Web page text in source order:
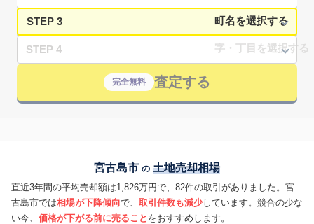
STEP 3
STEP 4
完全無料 査定する
宮古島市 の 土地売却相場
直近3年間の平均売却額は1,826万円で、82件の取引がありました。宮
古島市では相場が下降傾向で、 取引件数も減少しています。競合の少な
い今、 価格が下がる前に売ること をおすすめします。